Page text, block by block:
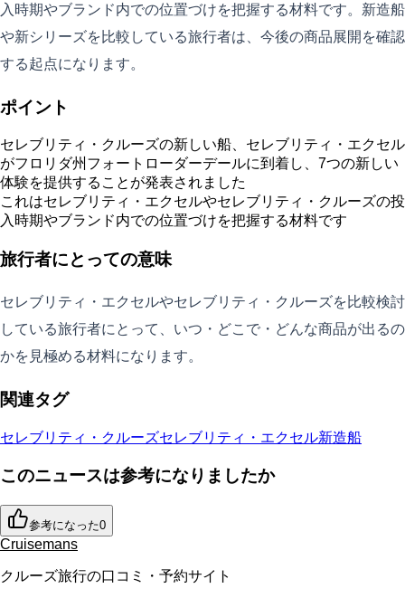
入時期やブランド内での位置づけを把握する材料です。新造船
や新シリーズを比較している旅行者は、今後の商品展開を確認
する起点になります。
ポイント
セレブリティ・クルーズの新しい船、セレブリティ・エクセル
がフロリダ州フォートローダーデールに到着し、7つの新しい
体験を提供することが発表されました
これはセレブリティ・エクセルやセレブリティ・クルーズの投
入時期やブランド内での位置づけを把握する材料です
旅行者にとっての意味
セレブリティ・エクセルやセレブリティ・クルーズを比較検討
している旅行者にとって、いつ・どこで・どんな商品が出るの
かを見極める材料になります。
関連タグ
セレブリティ・クルーズセレブリティ・エクセル新造船
このニュースは参考になりましたか
参考になった0
Cruisemans
クルーズ旅行の口コミ・予約サイト